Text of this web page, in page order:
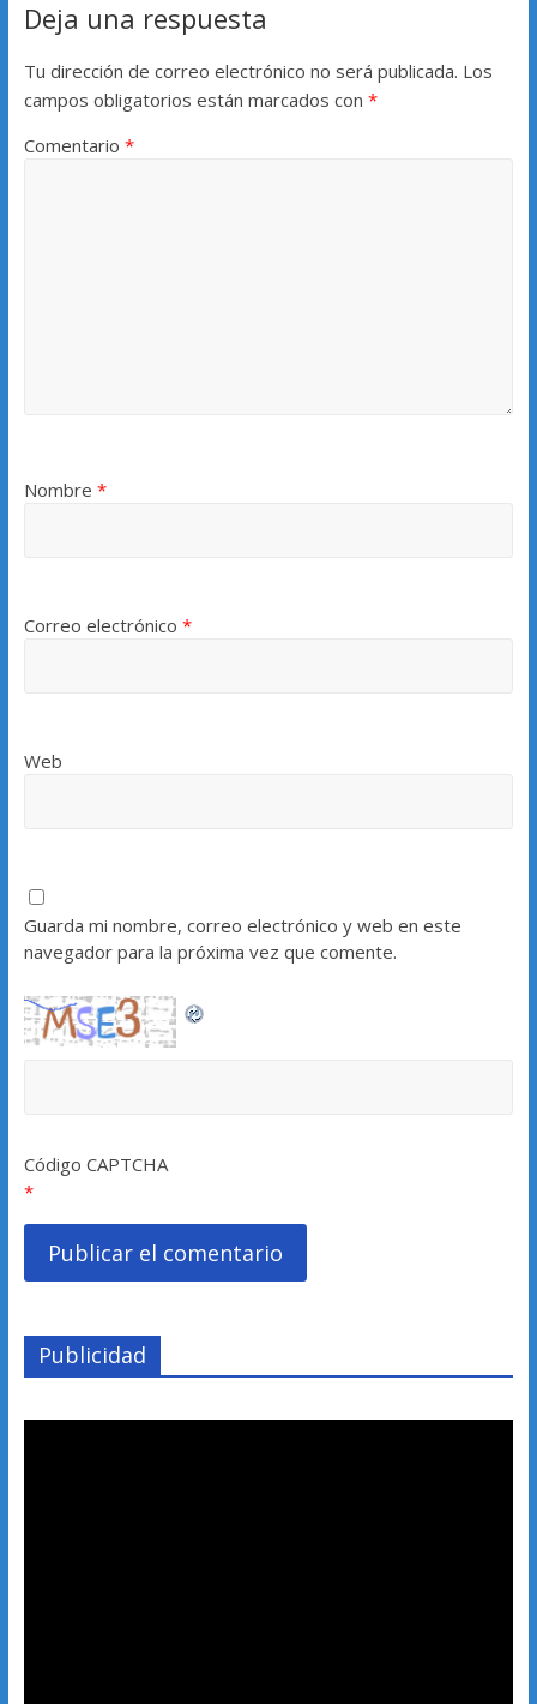
Deja una respuesta
Tu dirección de correo electrónico no será publicada. Los
campos obligatorios están marcados con *
Comentario *
Nombre *
Correo electrónico *
Web
Guarda mi nombre, correo electrónico y web en este
navegador para la próxima vez que comente.
Código CAPTCHA
*
Publicidad